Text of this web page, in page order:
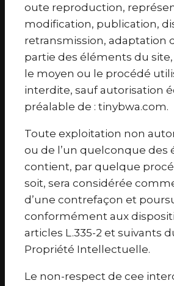
oute reproduction,
modification, publication,
retransmission, adaptation
partie des éléments du
le moyen ou le procédé
interdite, sauf autorisation
préalable de : tinybwa.com.
Toute exploitation non
ou de l’un quelconque des
contient, par quelque
soit, sera considérée
d’une contrefaçon et
conformément aux
articles L.335-2 et suivants
Propriété Intellectuelle.
Le non-respect de cee